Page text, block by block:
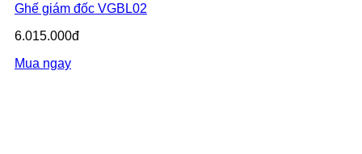
Ghế giám đốc VGBL02
6.015.000đ
Mua ngay